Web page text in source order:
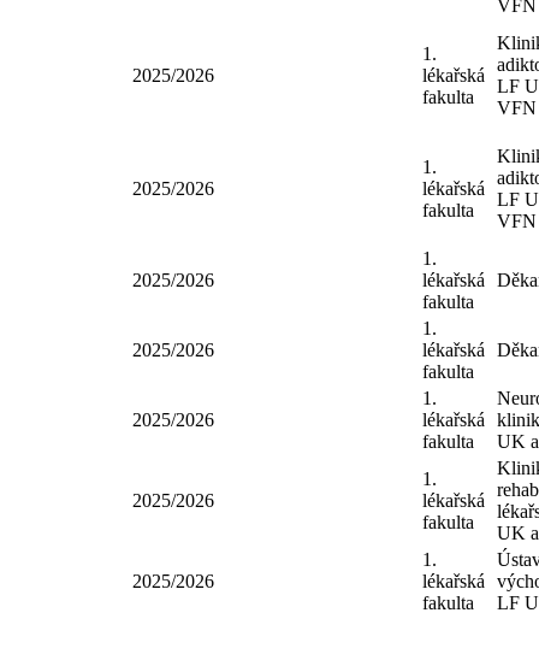
1.
1.
fakulta
2025/2026
1.
lékařská
fakulta
1.
fakulta
1.
lékařská
fakulta
UK